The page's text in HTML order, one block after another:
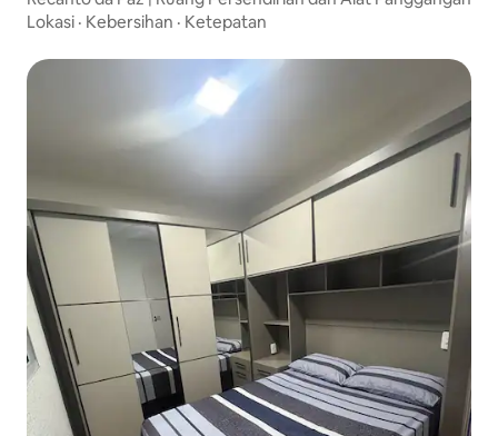
Lokasi · Kebersihan · Ketepatan